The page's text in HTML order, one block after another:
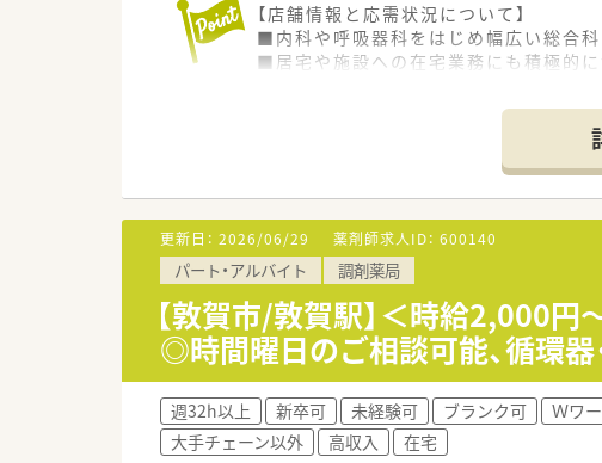
【店舗情報と応需状況について】
■内科や呼吸器科をはじめ幅広い総合科
■居宅や施設への在宅業務にも積極的に
■創業80年を迎える地域密着型の老舗
■地域への貢献を最優先に考えており
■一般医薬品や健康食品から介護用品
【職場環境と雰囲気】
■代表自らが現場に入ってスタッフと
■管理栄養士や登録販売者などの多職
■店舗の2階には専用の研修室が設けら
更新日： 2026/06/29 薬剤師求人ID： 600140
パート・アルバイト 調剤薬局
【敦賀市/敦賀駅】＜時給2,000
◎時間曜日のご相談可能、循環
週32h以上 新卒可 未経験可 ブランク可 Ｗワ
大手チェーン以外
高収入 在宅